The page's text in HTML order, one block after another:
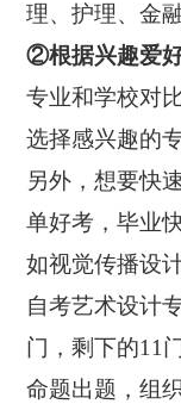
理、护理、金
②根据兴趣爱好
专业和学校对
选择感兴趣的
另外，想要快
单好考，毕业
如视觉传播设
自考艺术设计
门，剩下的11
命题出题，组